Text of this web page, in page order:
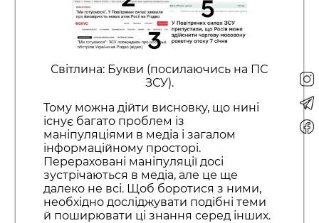
Світлина: Букви (посилаючись на ПС
ЗСУ).
Тому можна дійти висновку, що нині
існує багато проблем із
маніпуляціями в медіа і загалом
інформаційному просторі.
Перераховані маніпуляції досі
зустрічаються в медіа, але це ще
далеко не всі. Щоб боротися з ними,
необхідно досліджувати подібні теми
й поширювати ці знання серед інших.